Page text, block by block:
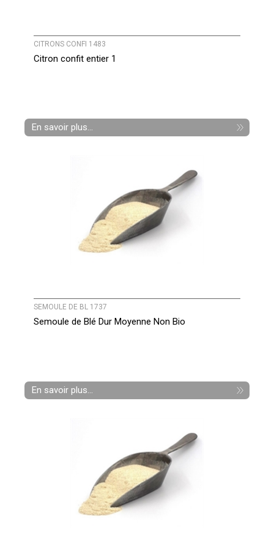
CITRONS CONFI 1483
Citron confit entier 1
En savoir plus...
SEMOULE DE BL 1737
Semoule de Blé Dur Moyenne Non Bio
En savoir plus...